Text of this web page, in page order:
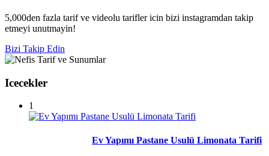
5,000den fazla tarif ve videolu tarifler icin bizi instagramdan takip
etmeyi unutmayin!
Bizi Takip Edin
Icecekler
1
Ev Yapımı Pastane Usulü Limonata Tarifi